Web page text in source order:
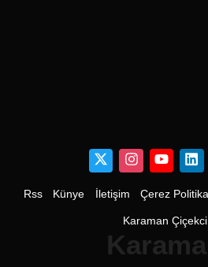
Rss Künye İletişim Çerez
Karaman Çiçekci